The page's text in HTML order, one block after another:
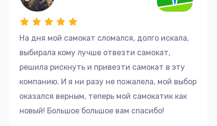
На дня мой самокат сломался, долго искала,
выбирала кому лучше отвезти самокат,
решила рискнуть и привезти самокат в эту
компанию. И я ни разу не пожалела, мой выбор
оказался верным, теперь мой самокатик как
новый! Большое большое вам спасибо!